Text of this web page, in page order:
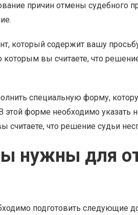
причин отмены судебного
который содержит вашу
которым вы считаете, что
специальную форму,
этой форме необходимо указать
что решение судьи
нужны для
подготовить следующие